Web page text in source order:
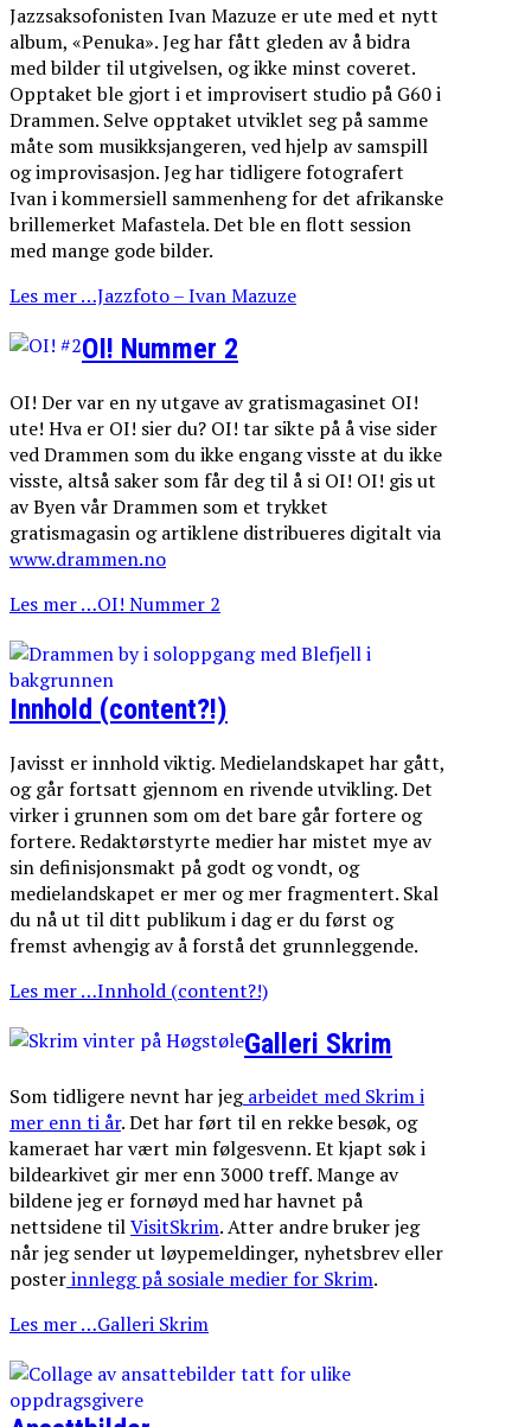
Jazzsaksofonisten Ivan Mazuze er ute med et nytt
album, «Penuka». Jeg har fått gleden av å bidra
med bilder til utgivelsen, og ikke minst coveret.
Opptaket ble gjort i et improvisert studio på G60 i
Drammen. Selve opptaket utviklet seg på samme
måte som musikksjangeren, ved hjelp av samspill
og improvisasjon. Jeg har tidligere fotografert
Ivan i kommersiell sammenheng for det afrikanske
brillemerket Mafastela. Det ble en flott session
med mange gode bilder.
Les mer …Jazzfoto – Ivan Mazuze
OI! Nummer 2
OI! Der var en ny utgave av gratismagasinet OI!
ute! Hva er OI! sier du? OI! tar sikte på å vise sider
ved Drammen som du ikke engang visste at du ikke
visste, altså saker som får deg til å si OI! OI! gis ut
av Byen vår Drammen som et trykket
gratismagasin og artiklene distribueres digitalt via
www.drammen.no
Les mer …OI! Nummer 2
Innhold (content?!)
Javisst er innhold viktig. Medielandskapet har gått,
og går fortsatt gjennom en rivende utvikling. Det
virker i grunnen som om det bare går fortere og
fortere. Redaktørstyrte medier har mistet mye av
sin definisjonsmakt på godt og vondt, og
medielandskapet er mer og mer fragmentert. Skal
du nå ut til ditt publikum i dag er du først og
fremst avhengig av å forstå det grunnleggende.
Les mer …Innhold (content?!)
Galleri Skrim
Som tidligere nevnt har jegarbeidet med Skrim i
mer enn ti år. Det har ført til en rekke besøk, og
kameraet har vært min følgesvenn. Et kjapt søk i
bildearkivet gir mer enn 3000 treff. Mange av
bildene jeg er fornøyd med har havnet på
nettsidene tilVisitSkrim. Atter andre bruker jeg
når jeg sender ut løypemeldinger, nyhetsbrev eller
posterinnlegg på sosiale medier for Skrim.
Les mer …Galleri Skrim